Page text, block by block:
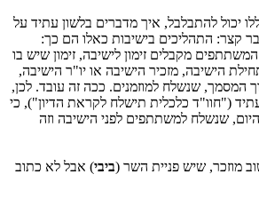
יכול להתבלבל, איך מדברים בלשון עתיד על
קצר: התהליכים בישיבות כאלו הם כך:
מקבלים זימון לישיבה, זימון שיש בו
הישיבה, מזכיר הישיבה או יו"ר הישיבה,
המסמך, שנשלח למוזמנים. ככה זה עובד. לכן,
("חוו"ד כלכלית תישלח לקראת הדיון"), כי
שנשלח למשתתפים לפני הישיבה וזה
מוזכר, שיש פניית השר (ביבי) אבל לא כתוב